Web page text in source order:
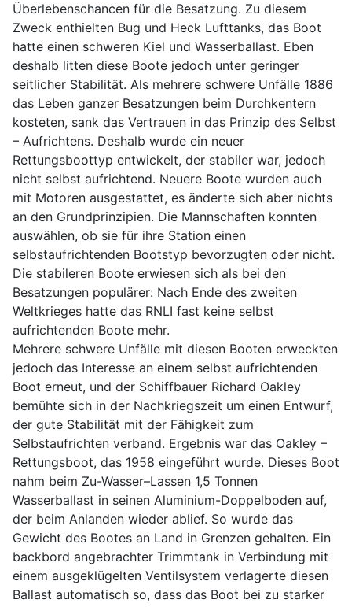
Überlebenschancen für die Besatzung. Zu diesem
Zweck enthielten Bug und Heck Lufttanks, das Boot
hatte einen schweren Kiel und Wasserballast. Eben
deshalb litten diese Boote jedoch unter geringer
seitlicher Stabilität. Als mehrere schwere Unfälle 1886
das Leben ganzer Besatzungen beim Durchkentern
kosteten, sank das Vertrauen in das Prinzip des Selbst
– Aufrichtens. Deshalb wurde ein neuer
Rettungsboottyp entwickelt, der stabiler war, jedoch
nicht selbst aufrichtend. Neuere Boote wurden auch
mit Motoren ausgestattet, es änderte sich aber nichts
an den Grundprinzipien. Die Mannschaften konnten
auswählen, ob sie für ihre Station einen
selbstaufrichtenden Bootstyp bevorzugten oder nicht.
Die stabileren Boote erwiesen sich als bei den
Besatzungen populärer: Nach Ende des zweiten
Weltkrieges hatte das RNLI fast keine selbst
aufrichtenden Boote mehr.
Mehrere schwere Unfälle mit diesen Booten erweckten
jedoch das Interesse an einem selbst aufrichtenden
Boot erneut, und der Schiffbauer Richard Oakley
bemühte sich in der Nachkriegszeit um einen Entwurf,
der gute Stabilität mit der Fähigkeit zum
Selbstaufrichten verband. Ergebnis war das Oakley –
Rettungsboot, das 1958 eingeführt wurde. Dieses Boot
nahm beim Zu-Wasser–Lassen 1,5 Tonnen
Wasserballast in seinen Aluminium-Doppelboden auf,
der beim Anlanden wieder ablief. So wurde das
Gewicht des Bootes an Land in Grenzen gehalten. Ein
backbord angebrachter Trimmtank in Verbindung mit
einem ausgeklügelten Ventilsystem verlagerte diesen
Ballast automatisch so, dass das Boot bei zu starker